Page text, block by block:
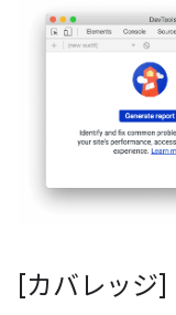
[カバレッジ